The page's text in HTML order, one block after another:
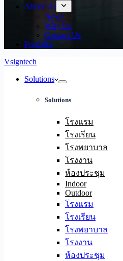
About Us
News
Why Us
Contact Us
Portfolio
Vsigntech
Solutions
Solutions
โรงแรม
โรงเรียน
โรงพยาบาล
โรงงาน
ห้องประชุม
Indoor
Outdoor
โรงแรม
โรงเรียน
โรงพยาบาล
โรงงาน
ห้องประชุม